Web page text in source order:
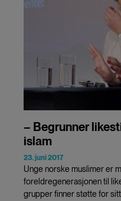
– Begrunner
islam
23. juni 2017
Unge norske muslimer er
foreldregenerasjonen til
grupper finner støtte for